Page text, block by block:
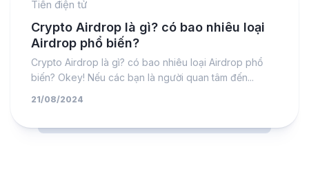
Tiền điện tử
Crypto Airdrop là gì? có bao nhiêu loại
Airdrop phổ biến?
Crypto Airdrop là gì? có bao nhiêu loại Airdrop phổ
biến? Okey! Nếu các bạn là người quan tâm đến...
21/08/2024